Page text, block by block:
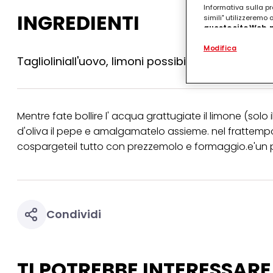
INGREDIENTI
Taglioliniall'uovo, limoni possibilmente non
Mentre fate bollire l' acqua grattugiate il limone
d'oliva il pepe e amalgamatelo assieme. nel
cospargeteil tutto con prezzemolo e
Condividi
Informativa sulla
simili" utilizzeremo
questo sito
.
(rispettivamente
terzi, conservare
identificati) su
Puoi trovare
collegata nel piè di
qualsiasi
collegata nel piè di
Modifica